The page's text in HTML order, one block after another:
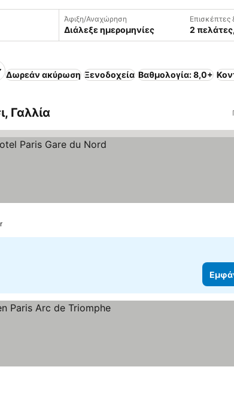
Άφιξη/Αναχώρηση
Διάλεξε ημερομηνίες
Επισκέπτες
2
Δωρεάν ακύρωση Ξενοδοχεία Βαθμολογία: 8,0+
Γαλλία